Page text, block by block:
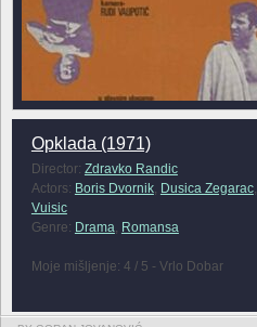
Opklada (1971)
Director: Zdravko Randic
Actors: Boris Dvornik, Dusica Zegarac,
Vuisic
Genre: Drama, Romansa
Moje mišljenje: 4 / 5 - Vrlo Dobar